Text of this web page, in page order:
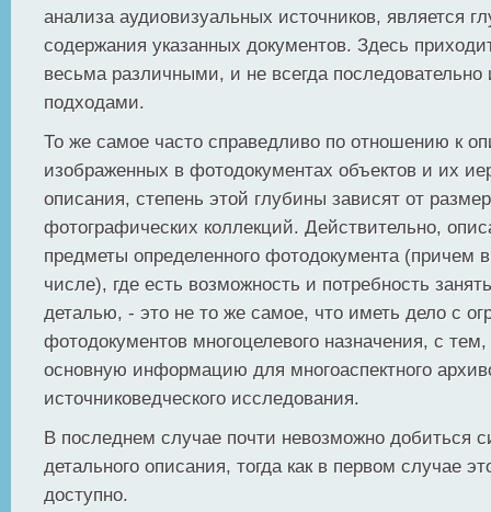
анализа аудиовизуальных источников, является
содержания указанных документов. Здесь
весьма различными, и не всегда
подходами.
То же самое часто справедливо по отношению к
изображенных в фотодокументах объектов и их
описания, степень этой глубины зависят от
фотографических коллекций. Действительно,
предметы определенного фотодокумента (причем
числе), где есть возможность и потребность
деталью, - это не то же самое, что иметь дело с
фотодокументов многоцелевого назначения, с
основную информацию для многоаспектного
источниковедческого исследования.
В последнем случае почти невозможно добиться
детального описания, тогда как в первом случае
доступно.